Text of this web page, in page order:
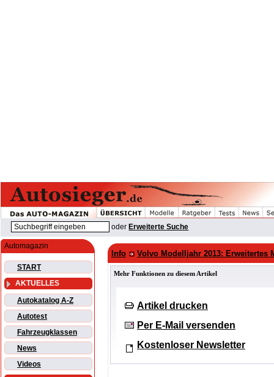
oder Erweiterte Suche
Automagazin
START
AKTUELLES
Autokatalog A-Z
Autotest
Fahrzeugklassen
News
Videos
Info Volvo Modelljahr 2013: Erweitertes
Mehr Funktionen zu diesem Artikel
Artikel drucken
Per E-Mail versenden
Kostenloser Newsletter